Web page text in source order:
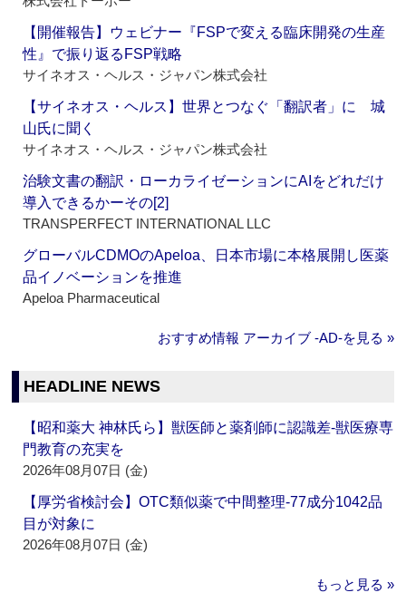
【開催報告】ウェビナー『FSPで変える臨床開発の生産
性』で振り返るFSP戦略
サイネオス・ヘルス・ジャパン株式会社
【サイネオス・ヘルス】世界とつなぐ「翻訳者」に 城
山氏に聞く
サイネオス・ヘルス・ジャパン株式会社
治験文書の翻訳・ローカライゼーションにAIをどれだけ
導入できるかーその[2]
TRANSPERFECT INTERNATIONAL LLC
グローバルCDMOのApeloa、日本市場に本格展開し医薬
品イノベーションを推進
Apeloa Pharmaceutical
おすすめ情報 アーカイブ ‐AD‐を見る »
HEADLINE NEWS
【昭和薬大 神林氏ら】獣医師と薬剤師に認識差‐獣医療専
門教育の充実を
2026年08月07日 (金)
【厚労省検討会】OTC類似薬で中間整理‐77成分1042品
目が対象に
2026年08月07日 (金)
もっと見る »